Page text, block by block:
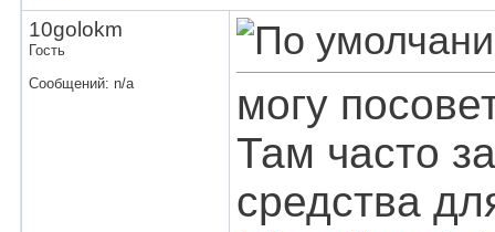
10golokm
Гость
Сообщений: n/a
могу
Там часто
средства